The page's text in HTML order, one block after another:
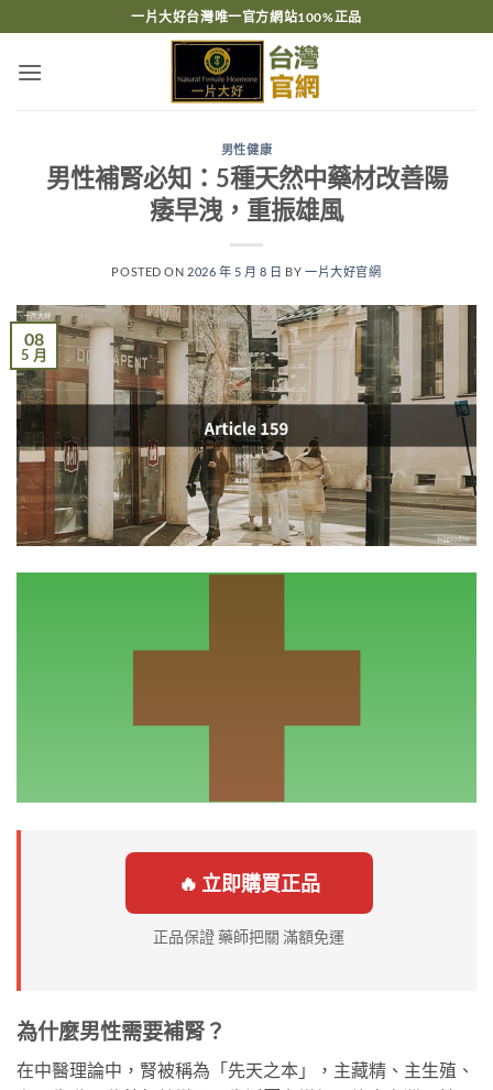
轉
一片大好台灣唯一官方網站100%正品
男性健康
男性補腎必知：5種天然中藥材改善陽
痿早洩，重振雄風
POSTED ON 2026 年 5 月 8 日 BY一片大好官網
08
5 月
🔥 立即購買正品
正品保證 藥師把關 滿額免運
為什麼男性需要補腎？
在中醫理論中，腎被稱為「先天之本」，主藏精、主生殖、